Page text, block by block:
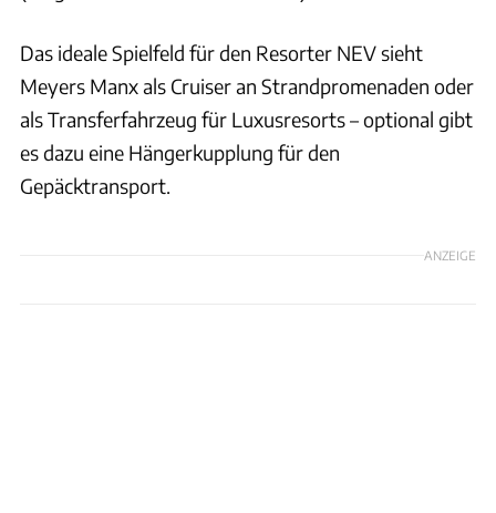
Das ideale Spielfeld für den Resorter NEV sieht
Meyers Manx als Cruiser an Strandpromenaden oder
als Transferfahrzeug für Luxusresorts – optional gibt
es dazu eine Hängerkupplung für den
Gepäcktransport.
ANZEIGE